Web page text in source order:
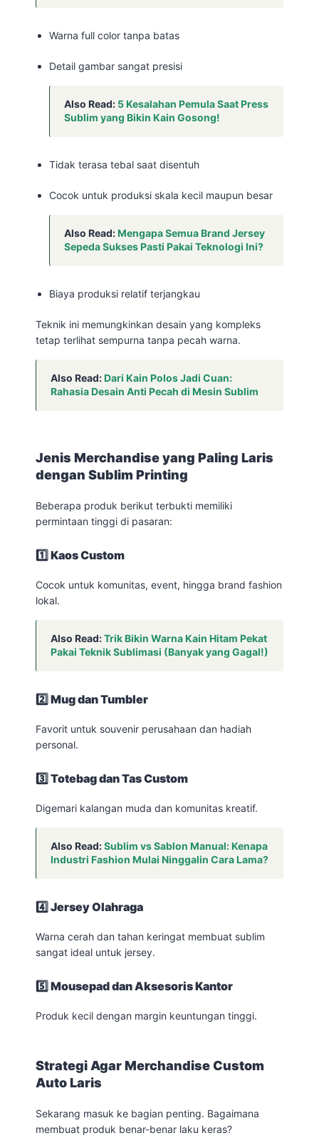
Warna full color tanpa batas
Detail gambar sangat presisi
Also Read: 5 Kesalahan Pemula Saat Press
Sublim yang Bikin Kain Gosong!
Tidak terasa tebal saat disentuh
Cocok untuk produksi skala kecil maupun besar
Also Read:Mengapa Semua Brand Jersey
Sepeda Sukses Pasti Pakai Teknologi Ini?
Biaya produksi relatif terjangkau
Teknik ini memungkinkan desain yang kompleks
tetap terlihat sempurna tanpa pecah warna.
Also Read:Dari Kain Polos Jadi Cuan:
Rahasia Desain Anti Pecah di Mesin Sublim
Jenis Merchandise yang Paling Laris
dengan Sublim Printing
Beberapa produk berikut terbukti memiliki
permintaan tinggi di pasaran:
1️⃣ Kaos Custom
Cocok untuk komunitas, event, hingga brand fashion
lokal.
Also Read:Trik Bikin Warna Kain Hitam Pekat
Pakai Teknik Sublimasi (Banyak yang Gagal!)
2️⃣ Mug dan Tumbler
Favorit untuk souvenir perusahaan dan hadiah
personal.
3️⃣ Totebag dan Tas Custom
Digemari kalangan muda dan komunitas kreatif.
Also Read:Sublim vs Sablon Manual: Kenapa
Industri Fashion Mulai Ninggalin Cara Lama?
4️⃣ Jersey Olahraga
Warna cerah dan tahan keringat membuat sublim
sangat ideal untuk jersey.
5️⃣ Mousepad dan Aksesoris Kantor
Produk kecil dengan margin keuntungan tinggi.
Strategi Agar Merchandise Custom
Auto Laris
Sekarang masuk ke bagian penting. Bagaimana
membuat produk benar-benar laku keras?